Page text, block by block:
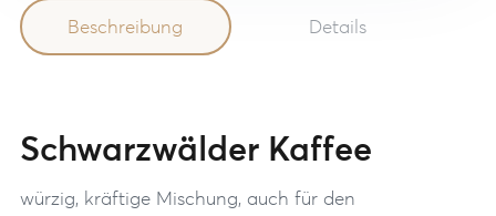
Beschreibung Details
Schwarzwälder Kaffee
würzig, kräftige Mischung, auch für den